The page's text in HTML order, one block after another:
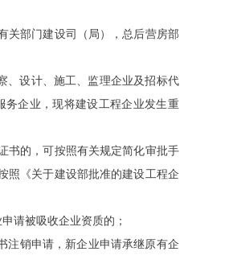
关部门建设司（局），总后营房部
、设计、施工、监理企业及招标代
务企业，现将建设工程企业发生重
书的，可按照有关规定简化审批手
照《关于建设部批准的建设工程企
请被吸收企业资质的；
注销申请，新企业申请承继原有企